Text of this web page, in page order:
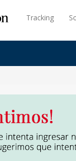
Pearson
Tracking